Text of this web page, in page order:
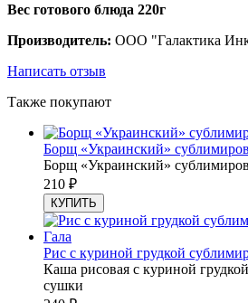
Вес готового блюда 220г
Производитель: ООО "Галактика
Написать отзыв
Также покупают
Борщ «Украинский»
Борщ «Украинский»
210 ₽
КУПИТЬ
Рис с куриной грудкой
Каша рисовая с куриной
сушки